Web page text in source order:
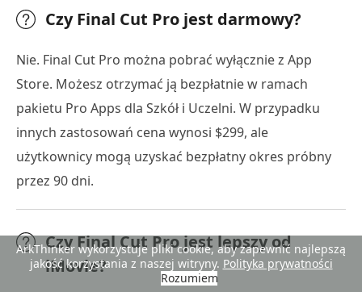
Czy Final Cut Pro jest darmowy?
Nie. Final Cut Pro można pobrać wyłącznie z App
Store. Możesz otrzymać ją bezpłatnie w ramach
pakietu Pro Apps dla Szkół i Uczelni. W przypadku
innych zastosowań cena wynosi $299, ale
użytkownicy mogą uzyskać bezpłatny okres próbny
przez 90 dni.
Czy Final Cut Pro jest lepszy od
iMovie?
ArkThinker wykorzystuje pliki cookie, aby zapewnić najlepszą
jakość korzystania z naszej witryny. Polityka prywatności
Rozumiem